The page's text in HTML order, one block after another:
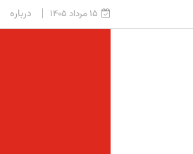
۱۵ مرداد ۱۴۰۵ درباره